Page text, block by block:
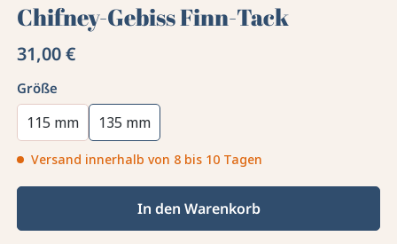
Chifney-Gebiss Finn-Tack
31,00 €
Größe
115 mm 135 mm
Versand innerhalb von 8 bis 10 Tagen
In den Warenkorb